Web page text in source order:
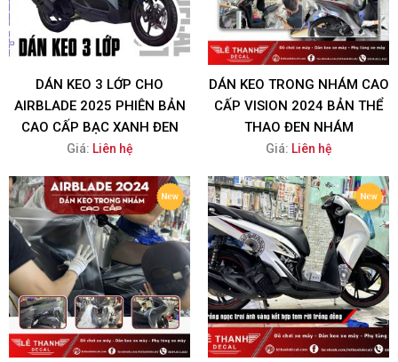
DÁN KEO 3 LỚP CHO
AIRBLADE 2025 PHIÊN BẢN
CAO CẤP BẠC XANH ĐEN
Giá: Liên hệ
DÁN KEO TRONG NHÁM CAO
CẤP VISION 2024 BẢN THỂ
THAO ĐEN NHÁM
Giá: Liên hệ